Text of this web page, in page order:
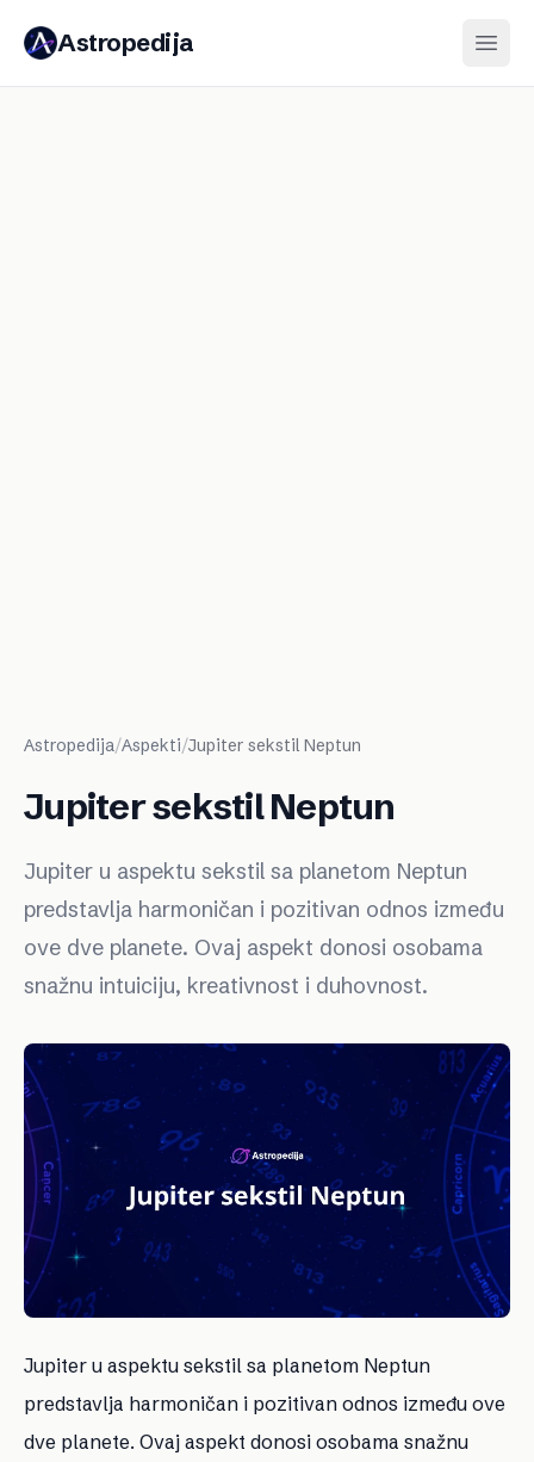
Astropedija
Astropedija/Aspekti/Jupiter sekstil Neptun
Jupiter sekstil Neptun
Jupiter u aspektu sekstil sa planetom Neptun
predstavlja harmoničan i pozitivan odnos između
ove dve planete. Ovaj aspekt donosi osobama
snažnu intuiciju, kreativnost i duhovnost.
Jupiter u aspektu sekstil sa planetom Neptun
predstavlja harmoničan i pozitivan odnos između ove
dve planete. Ovaj aspekt donosi osobama snažnu